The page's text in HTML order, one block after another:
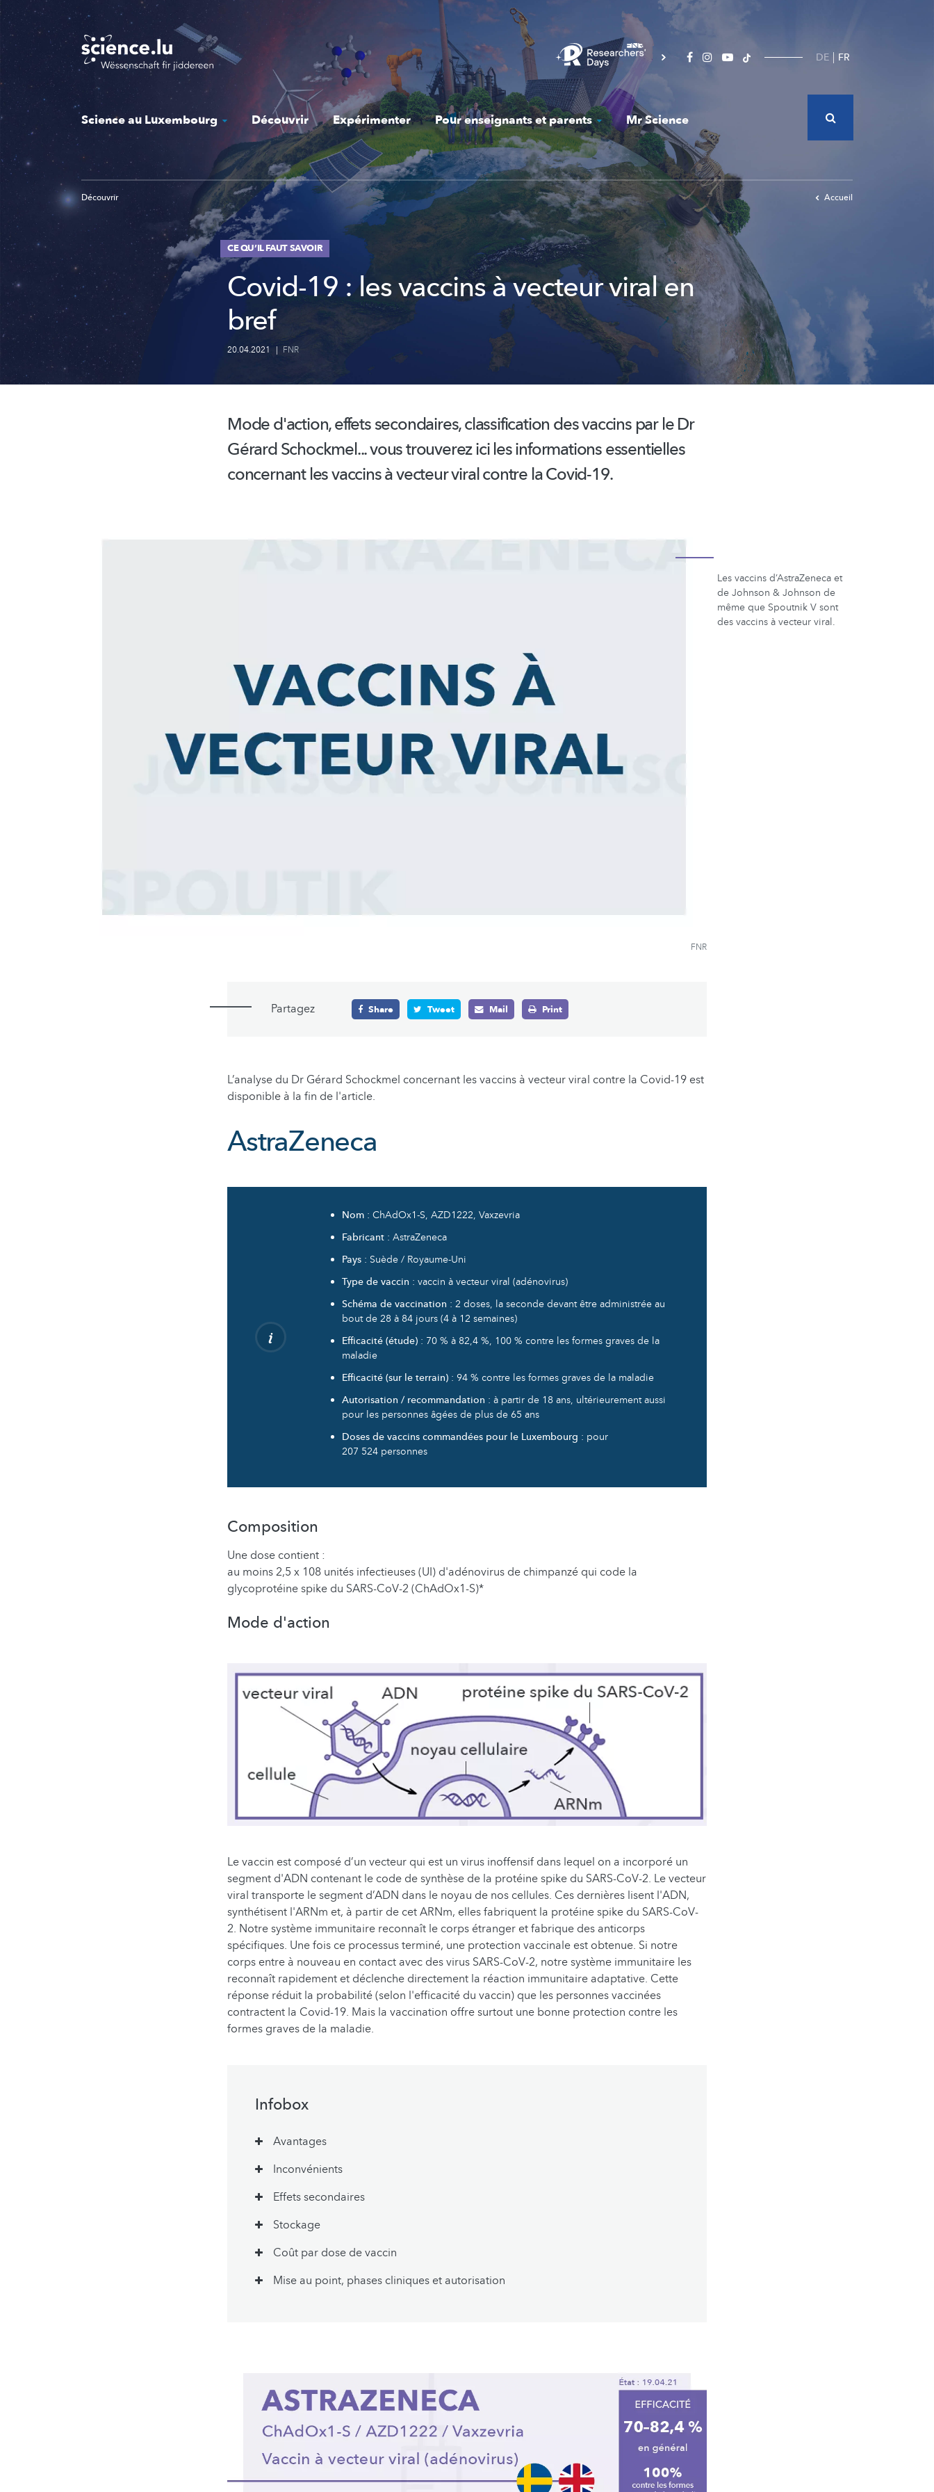
Skip
to
main
content
DE FR
Science au Luxembourg Découvrir Expérimenter Pour enseignants et parents Mr Science
Découvrir Accueil
CE QU’IL FAUT SAVOIR
Covid-19 : les vaccins à vecteur viral en
bref
20.04.2021 | FNR
Mode d'action, effets secondaires,classification des vaccins par le Dr
Gérard Schockmel... vous trouverez ici les informations essentielles
concernant les vaccins à vecteur viral contre la Covid-19.
FNR
Les vaccins d’AstraZeneca et
de Johnson & Johnson de
même que Spoutnik V sont
des vaccins à vecteur viral.
Partagez Share Tweet Mail Print
L’analyse du Dr Gérard Schockmel concernant les vaccins à vecteur viral contre la Covid-19 est
disponible à la fin de l'article.
AstraZeneca
Nom : ChAdOx1-S, AZD1222, Vaxzevria
Fabricant : AstraZeneca
Pays : Suède / Royaume-Uni
Type de vaccin : vaccin à vecteur viral (adénovirus)
Schéma de vaccination : 2 doses, la seconde devant être administrée au
bout de 28 à 84 jours (4 à 12 semaines)
Efficacité (étude) : 70 % à 82,4 %, 100 % contre les formes graves de la
maladie
Efficacité (sur le terrain) : 94 % contre les formes graves de la maladie
Autorisation / recommandation : à partir de 18 ans, ultérieurement aussi
pour les personnes âgées de plus de 65 ans
Doses de vaccins commandées pour le Luxembourg : pour
207 524 personnes
Composition
Une dose contient :
au moins 2,5 x 108 unités infectieuses (UI) d'adénovirus de chimpanzé qui code la
glycoprotéine spike du SARS-CoV-2 (ChAdOx1-S)*
Mode d'action
Le vaccin est composé d’un vecteur qui est un virus inoffensif dans lequel on a incorporé un
segment d'ADN contenant le code de synthèse de la protéine spike du SARS-CoV-2. Le vecteur
viral transporte le segment d’ADN dans le noyau de nos cellules. Ces dernières lisent l'ADN,
synthétisent l'ARNm et, à partir de cet ARNm, elles fabriquent la protéine spike du SARS-CoV-
2. Notre système immunitaire reconnaît le corps étranger et fabrique des anticorps
spécifiques. Une fois ce processus terminé, une protection vaccinale est obtenue. Si notre
corps entre à nouveau en contact avec des virus SARS-CoV-2, notre système immunitaire les
reconnaît rapidement et déclenche directement la réaction immunitaire adaptative. Cette
réponse réduit la probabilité (selon l'efficacité du vaccin) que les personnes vaccinées
contractent la Covid-19. Mais la vaccination offre surtout une bonne protection contre les
formes graves de la maladie.
Infobox
Avantages
Inconvénients
Effets secondaires
Stockage
Coût par dose de vaccin
Mise au point, phases cliniques et autorisation